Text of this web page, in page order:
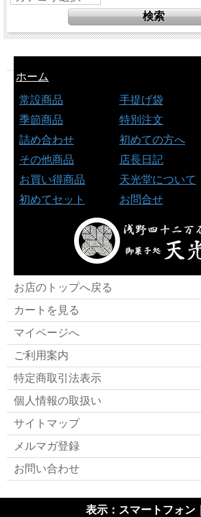
ホーム
常設商品
季節商品
詰め合わせ
その他商品
お買い得商品
初めてセット
手提げ袋
特別注文
初めての方へ
店長日記
天光堂について
お問合せ
お店のトップへ戻る
カートを見る
マイページへ
ご利用案内
特定商取引法表示
個人情報の取扱い
サイトマップ
メルマガ登録
お問い合わせ
表示：スマートフォン｜